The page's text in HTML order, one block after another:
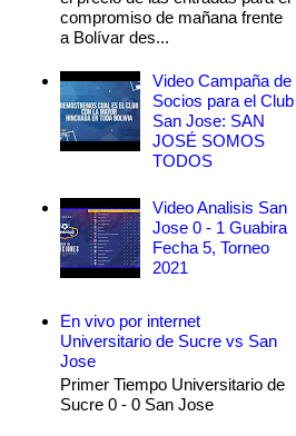
compromiso de mañana frente
a Bolívar des...
Video Campaña de
Socios para el Club
San Jose: SAN
JOSÉ SOMOS
TODOS
Video Analisis San
Jose 0 - 1 Guabira
Fecha 5, Torneo
2021
En vivo por internet
Universitario de Sucre vs San
Jose
Primer Tiempo Universitario de
Sucre 0 - 0 San Jose